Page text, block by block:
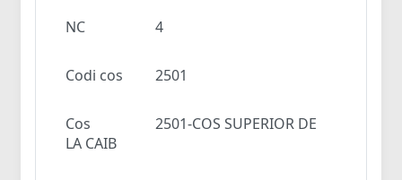
NC 4
Codi cos 2501
Cos
2501-COS SUPERIOR DE
LA CAIB